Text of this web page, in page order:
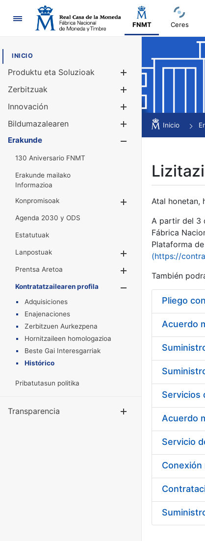
Nabigazioa
FNMT Ceres
INICIO
Produktu eta Soluzioak
Zerbitzuak
Innovación
Bildumazalearen
Erakutsi/
Erakunde
130 Aniversario FNMT
Erakunde mailako
Informazioa
Konpromisoak
Erakutsi/
Agenda 2030 y ODS
Estatutuak
Lanpostuak
Erakutsi/
Prentsa Aretoa
Erakutsi/
Kontratatzailearen profila
Erakutsi/
Adquisiciones
Enajenaciones
Zerbitzuen Aurkezpena
Hornitzaileen homologazioa
Beste Gai Interesgarriak
Histórico
Pribatutasun politika
Transparencia Erakutsi/
Inicio
Atal honetan,
A partir del 3
Fábrica
Plataforma
(https://
También
Pliego
Acuerdo
Acuerdo